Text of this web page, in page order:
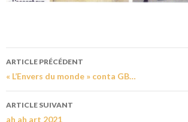
ARTICLE PRÉCÉDENT
« L’Envers du monde » conta GB…
ARTICLE SUIVANT
ah ah art 2021